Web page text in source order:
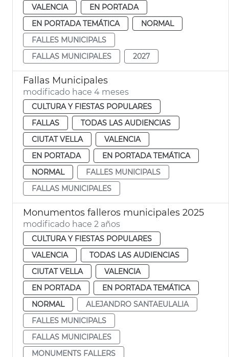
VALENCIA
EN PORTADA
EN PORTADA TEMÁTICA
NORMAL
FALLES MUNICIPALS
FALLAS MUNICIPALES
2027
Fallas Municipales
modificado hace 4 meses
CULTURA Y FIESTAS POPULARES
FALLAS
TODAS LAS AUDIENCIAS
CIUTAT VELLA
VALENCIA
EN PORTADA
EN PORTADA TEMÁTICA
NORMAL
FALLES MUNICIPALS
FALLAS MUNICIPALES
Monumentos falleros municipales 2025
modificado hace 2 años
CULTURA Y FIESTAS POPULARES
VALENCIA
TODAS LAS AUDIENCIAS
CIUTAT VELLA
VALENCIA
EN PORTADA
EN PORTADA TEMÁTICA
NORMAL
ALEJANDRO SANTAEULALIA
FALLES MUNICIPALS
FALLAS MUNICIPALES
MONUMENTS FALLERS